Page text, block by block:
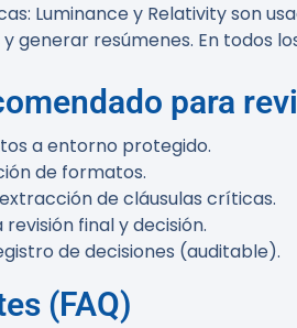
Luminance y Relativity son
generar resúmenes. En todos
para
a entorno protegido.
de formatos.
de cláusulas críticas.
final y decisión.
de decisiones (auditable).
(FAQ)